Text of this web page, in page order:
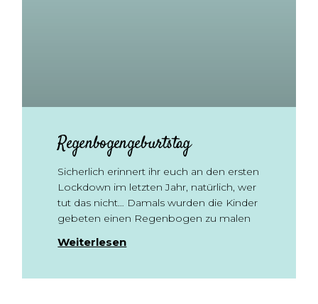
Regenbogengeburtstag
Sicherlich erinnert ihr euch an den ersten
Lockdown im letzten Jahr, natürlich, wer
tut das nicht… Damals wurden die Kinder
gebeten einen Regenbogen zu malen
Weiterlesen